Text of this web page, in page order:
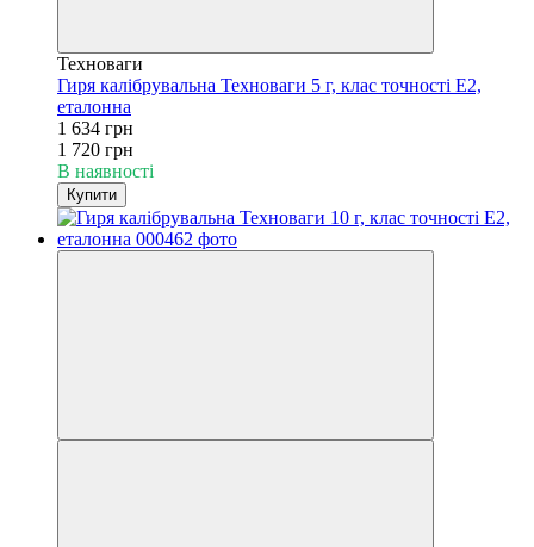
Техноваги
Гиря калібрувальна Техноваги 5 г, клас точності Е2,
еталонна
1 634 грн
1 720 грн
В наявності
Купити